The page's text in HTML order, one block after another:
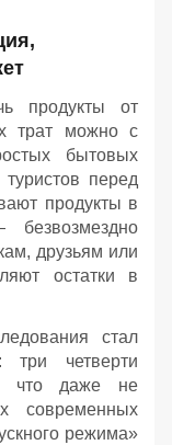
продукты от
трат можно с
бытовых
перед
продукты в
друзьям или
остатки в
стал
три четверти
что даже не
современных
режима»